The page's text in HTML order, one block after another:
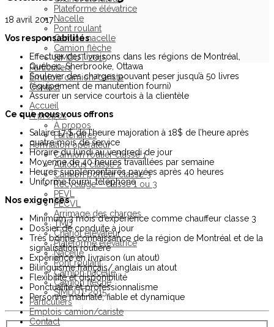
Plateforme élévatrice
Nacelle
Pont roulant
Camion nacelle
Camion flèche
SIMDUT 2015
Particuliers
Emplois camion/cariste
Contact
Accueil
À propos
À propos
Partenaires
Formation opérateur
Camion routier classe 1
Autobus classe 2
Camion porteur classe 3
Recyclage – classe 1 ou 3
PEVL
PECVL
Arrimage des charges
TMD
Chariot élévateur
Plateforme élévatrice
Nacelle
Pont roulant
Camion nacelle
Camion flèche
SIMDUT 2015
Particuliers
Emplois camion/cariste
Contact
18 avril 2017
Vos responsabilités
Effectuer des livraisons dans les régions de Montréal,
Québec, Sherbrooke, Ottawa
Soulever des charges pouvant peser jusqu’à 50 livres
(équipement de manutention fourni)
Assurer un service courtois à la clientèle
Ce que nous vous offrons
Salaire 17 $ de l’heure majoration à 18$ de l’heure après
quatre mois de service
Horaire du lundi au vendredi de jour
Moyenne de 40 heures travaillées par semaine
Heures supplémentaires payées après 40 heures
Uniforme fourni, téléphone
Nos exigences
Minimum 3 mois d’expérience comme chauffeur classe 3
Dossier de conduite à jour
Très bonne connaissance de la région de Montréal et de la
signalisation routière
Expérience en livraison (un atout)
Bilinguisme français/ anglais un atout
Flexibilité et disponibilité
Ponctualité et professionnalisme
Personne matinale, fiable et dynamique